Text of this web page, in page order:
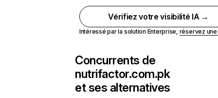
Vérifiez votre visibilité IA →
Intéressé par la solution Enterprise, réservez
Concurrents de
nutrifactor.com.pk
et ses alternatives